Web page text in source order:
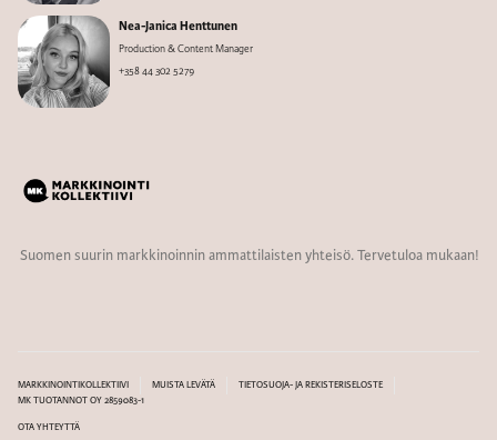
Nea-Janica Henttunen
Production & Content Manager
+358 44 302 5279
Suomen suurin markkinoinnin ammattilaisten yhteisö. Tervetuloa mukaan!
MARKKINOINTIKOLLEKTIIVI MUISTA LEVÄTÄ
TIETOSUOJA- JA REKISTERISELOSTE
MK TUOTANNOT OY 2859083-1
OTA YHTEYTTÄ